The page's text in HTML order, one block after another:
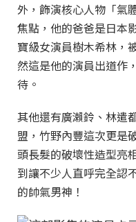
外，飾演核心人物「氣
焦點，他的爸爸是日本
寶級女演員樹木希林，
然這是他的演員出道作
待。
其他還有廣瀨鈴、林遣
盟，竹野內豐這次更是
頭長髮的破壞性造型亮
到讓不少人直呼完全認
的帥氣男神！